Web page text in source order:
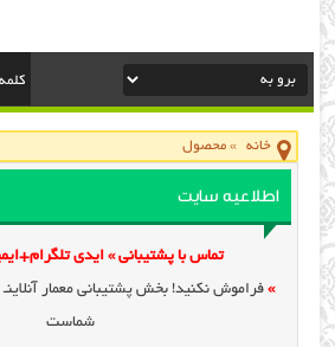
خانه »محصول
اطلاعیه سایت
تماس با پشتیبانی » ایدی
» فراموش نکنید! بخش پشتیبانی معمار
شماست